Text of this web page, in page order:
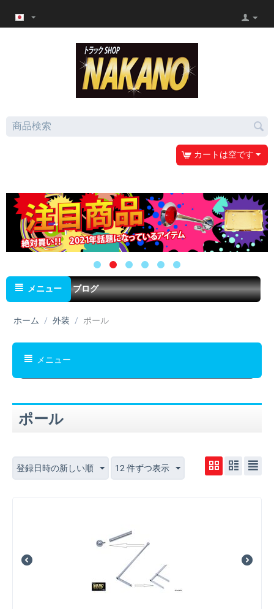
カートは空です
メニュー ブログ
ホーム / 外装 / ポール
メニュー
ポール
登録日時の新しい順 12 件ずつ表示